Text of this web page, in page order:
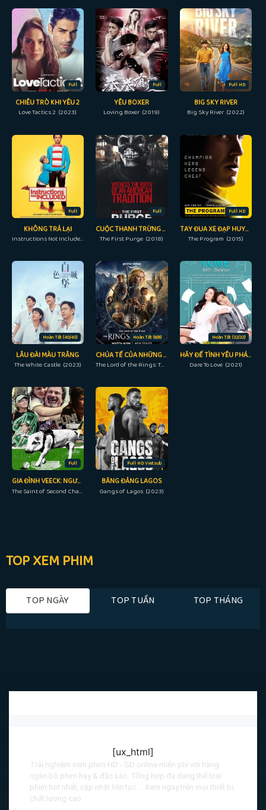
Full
CHIÊU TRÒ KHI YÊU 2
Love Tactics 2 (2023)
Full
YÊU BOXER
Loving Boxer (2019)
Full HD
BIG SKY RIVER
Big Sky River (2022)
Full
KHÔNG TRẢ LẠI
Instructions Not Included (2013)
Full
CUỘC THANH TRỪNG ĐẦU TIÊN
The First Purge (2018)
Full HD
TAY ĐUA XE ĐẠP HUYỀN THOẠI
The Program (2015)
Hoàn Tất (40/40)
LÂU ĐÀI MÀU TRẮNG
The White Castle (2023)
Hoàn Tất (8/8)
CHÚA TỂ CỦA NHỮNG CHIẾC NHẪN: NHỮNG CHIẾC NHẪN QUYỀN NĂNG
The Lord of the Rings: The Rings of Power (2022)
Hoàn Tất (32/32)
HÃY ĐỂ TÌNH YÊU PHÁN XÉT
Dare To Love (2021)
Full
GIA ĐÌNH VEECK: NGƯỜI TRAO CƠ HỘI THỨ HAI
The Saint of Second Chances (2023)
Full HD Vietsub
BĂNG ĐẢNG LAGOS
Gangs of Lagos (2023)
TOP XEM PHIM
TOP NGÀY TOP TUẦN TOP THÁNG